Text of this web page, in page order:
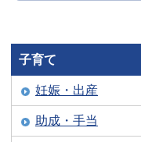
子育て
妊娠・出産
助成・手当